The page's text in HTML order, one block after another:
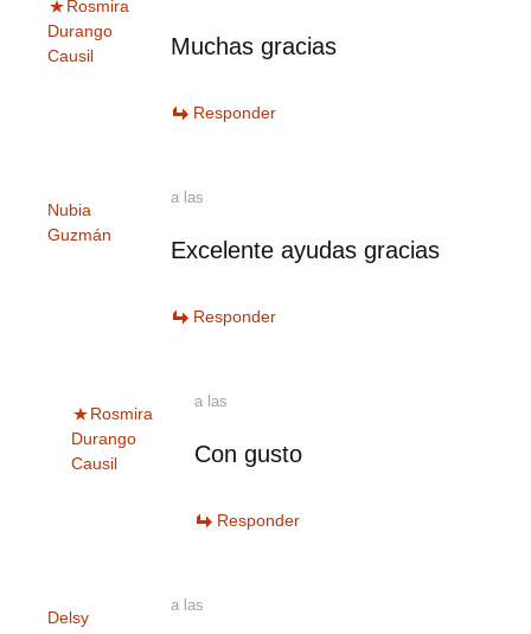
Rosmira
Durango
Causil
Muchas gracias
Responder
Nubia
Guzmán
a las
Excelente ayudas gracias
Responder
Rosmira
Durango
Causil
a las
Con gusto
Responder
Delsy
a las